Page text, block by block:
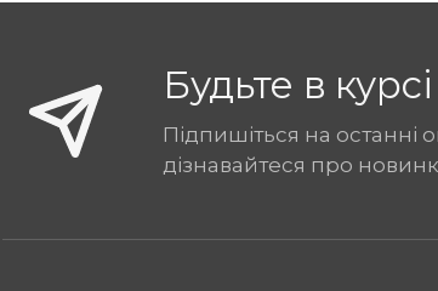
Будьте в курсі
Підпишіться на останні
дізнавайтеся про